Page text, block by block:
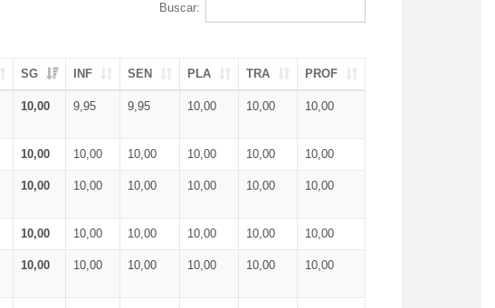
Buscar:
SG INF SEN PLA TRA PROF
10,00 9,95 9,95 10,00 10,00 10,00
10,00 10,00 10,00 10,00 10,00 10,00
10,00 10,00 10,00 10,00 10,00 10,00
10,00 10,00 10,00 10,00 10,00 10,00
10,00 10,00 10,00 10,00 10,00 10,00